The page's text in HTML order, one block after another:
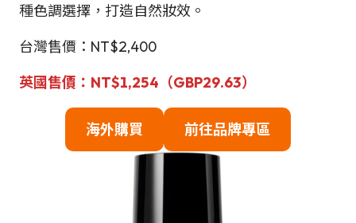
種色調選擇，打造自然妝效。
台灣售價：NT$2,400
英國售價：NT$1,254（GBP29.63）
海外購買 前往品牌專區